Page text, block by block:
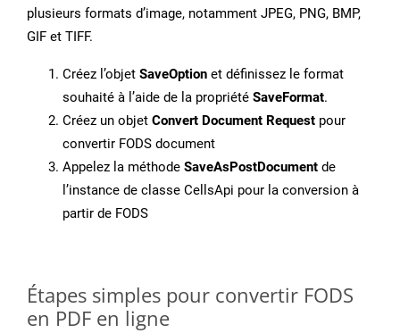
plusieurs formats d’image, notamment JPEG, PNG, BMP,
GIF et TIFF.
Créez l’objet SaveOption et définissez le format
souhaité à l’aide de la propriété SaveFormat.
Créez un objet Convert Document Request pour
convertir FODS document
Appelez la méthode SaveAsPostDocument de
l’instance de classe CellsApi pour la conversion à
partir de FODS
Étapes simples pour convertir FODS
en PDF en ligne